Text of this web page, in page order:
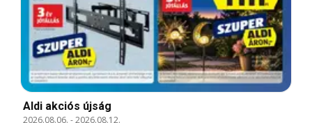
Aldi akciós újság
2026.08.06. -2026.08.12.